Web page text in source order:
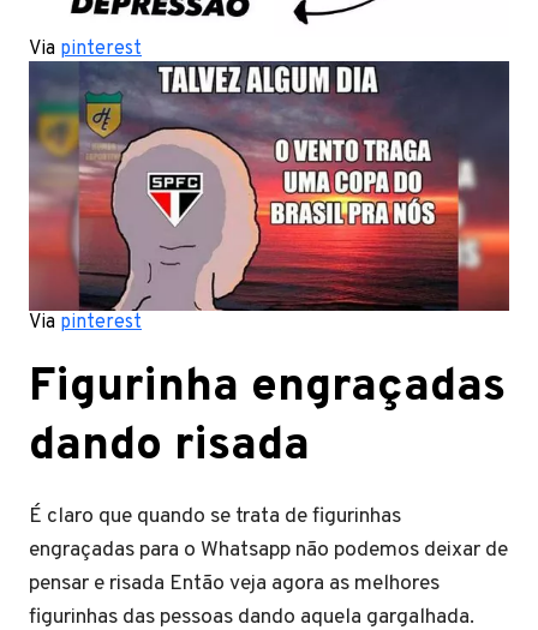
Via pinterest
Via pinterest
Figurinha engraçadas
dando risada
É claro que quando se trata de figurinhas
engraçadas para o Whatsapp não podemos deixar de
pensar e risada Então veja agora as melhores
figurinhas das pessoas dando aquela gargalhada.